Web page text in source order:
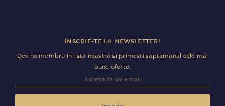
Inscrie-te la newsletter!
Devino membru in lista noastra si primesti saptamanal cele mai
bune oferte.